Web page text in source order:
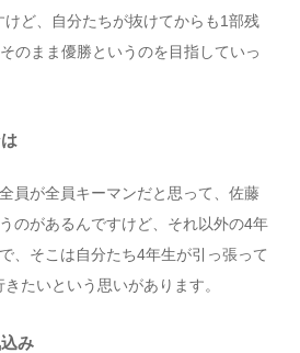
ど、自分たちが抜けてからも1部残
のまま優勝というのを目指していっ
員が全員キーマンだと思って、佐藤
のがあるんですけど、それ以外の4年
、そこは自分たち4年生が引っ張って
たいという思いがあります。
み